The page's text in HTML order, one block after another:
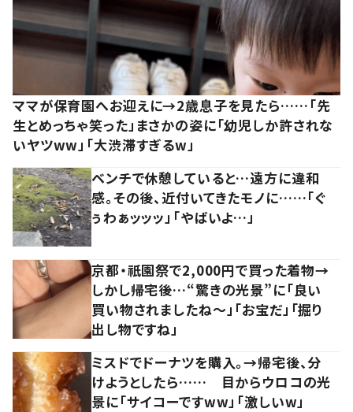
ママが保育園へお迎えに→2歳息子を見たら……「先
生とめっちゃ笑った」まさかの姿に「幼児しか許されな
いヤツww」「大渋滞すぎるw」
ベンチで休憩していると…遠方に違和
感。その後、近付いてきたモノに……「ぐ
ぅわぁッッッ」「やばいよ…」
京都・祇園祭で2,000円で買った着物→
しかし帰宅後…“驚きの光景”に「良い
買い物されましたね～」「お宝だ」「掘り
出し物ですね」
ミスドでドーナツを購入。→帰宅後、分
けようとしたら…… 目からウロコの光
景に「サイコーですww」「激しいw」